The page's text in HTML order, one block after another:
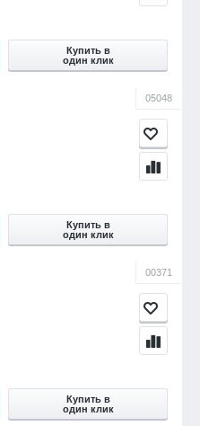
Купить в
один клик
05048
Купить в
один клик
00371
Купить в
один клик